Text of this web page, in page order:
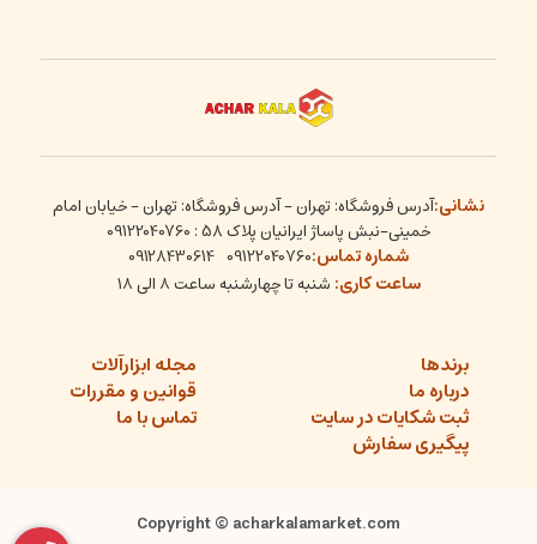
نشانی:آدرس فروشگاه: تهران - آدرس فروشگاه: تهران - خیابان امام
خمینی-نبش پاساژ ایرانیان پلاک 58 : 09122040760
شماره تماس:09122040760
09128430614
ساعت کاری: شنبه تا چهارشنبه ساعت ۸ الی ۱۸
برندها
مجله ابزارآلات
درباره ما
قوانین و مقررات
ثبت شکایات در سایت
تماس با ما
پیگیری سفارش
Copyright © acharkalamarket.com